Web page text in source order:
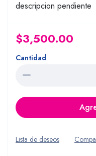
descripcion pendiente
$3,500.00
Cantidad
Lista de deseos